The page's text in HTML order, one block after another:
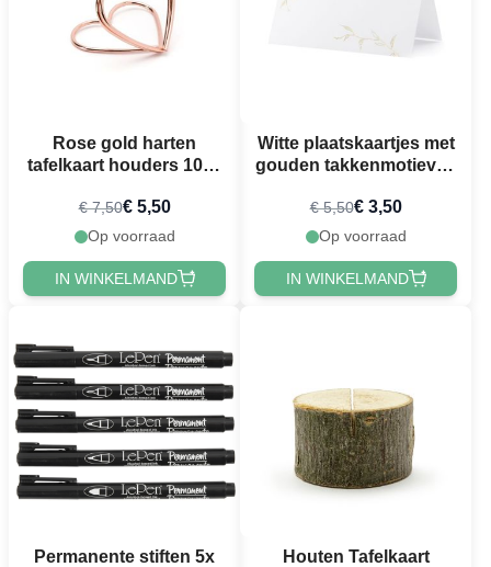
Rose gold harten
tafelkaart houders 10x -
€ 7,50€ 5,50
Op voorraad
IN WINKELMAND
Witte plaatskaartjes met
gouden takkenmotieven
€ 5,50€ 3,50
Op voorraad
IN WINKELMAND
Permanente stiften 5x
Houten Tafelkaart